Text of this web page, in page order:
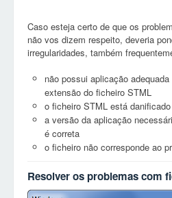
Caso esteja certo de que os
não vos dizem respeito, deveria
irregularidades, também
não possui aplicação
extensão do ficheiro STML
o ficheiro STML está danificado
a versão da aplicação
é correta
o ficheiro não corresponde ao
Resolver os problemas com